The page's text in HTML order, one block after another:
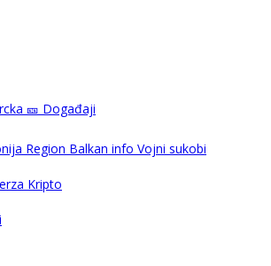
🎫 Događaji
Region Balkan info Vojni sukobi
Kripto